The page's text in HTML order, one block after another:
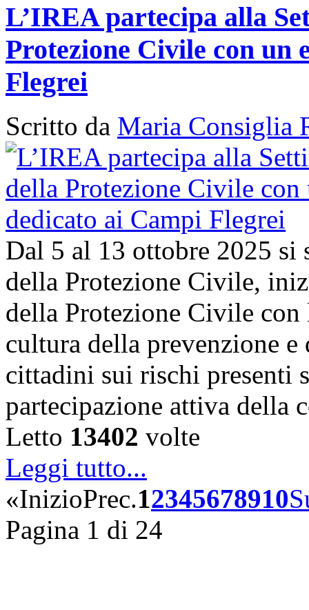
L’IREA partecipa alla
Protezione Civile con un
Flegrei
Scritto da Maria Consiglia
Dal 5 al 13 ottobre 2025 si
della Protezione Civile,
della Protezione Civile
cultura della prevenzione
cittadini sui rischi presenti
partecipazione attiva
Letto 13402 volte
Leggi tutto...
«InizioPrec.12345678910
Pagina 1 di 24